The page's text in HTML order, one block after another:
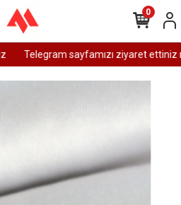
Telegram sayfamızı ziyaret ettiniz
0